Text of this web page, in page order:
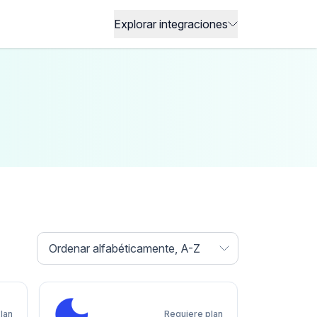
Explorar integraciones
Ordenar por:
Ordenar alfabéticamente, A-Z
Requiere plan